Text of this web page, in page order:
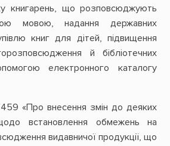
книгарень, що розповсюджують
мовою, надання державних
книг для дітей, підвищення
й бібліотечних
електронного каталогу
«Про внесення змін до деяких
встановлення обмежень на
видавничої продукції, що